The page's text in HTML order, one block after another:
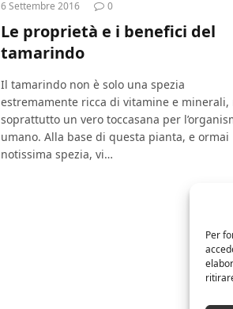
Per
6 Settembre 2016 0
Le proprietà e i benefici del
tamarindo
Il tamarindo non è solo una spezia
estremamente ricca di vitamine e minerali,
soprattutto un vero toccasana per
umano. Alla base di questa pianta, e ormai
notissima spezia, vi…